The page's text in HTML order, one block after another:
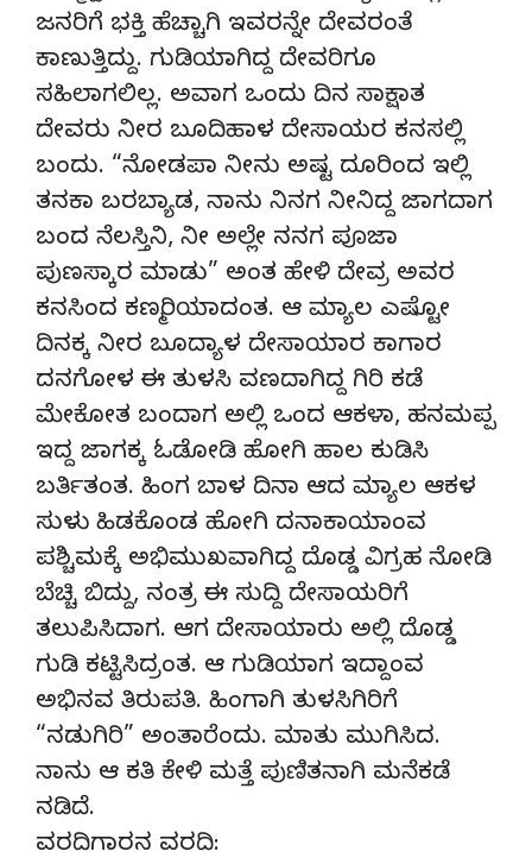
ಜನರಿಗೆ ಭಕ್ತಿ ಹೆಚ್ಚಾಗಿ ಇವರನ್ನೇ ದೇವರಂತೆ
ಕಾಣುತ್ತಿದ್ದು. ಗುಡಿಯಾಗಿದ್ದ ದೇವರಿಗೂ
ಸಹಿಲಾಗಲಿಲ್ಲ. ಅವಾಗ ಒಂದು ದಿನ ಸಾಕ್ಷಾತ
ದೇವರು ನೀರ ಬೂದಿಹಾಳ ದೇಸಾಯರ ಕನಸಲ್ಲಿ
ಬಂದು. “ನೋಡಪಾ ನೀನು ಅಷ್ಟ ದೂರಿಂದ ಇಲ್ಲಿ
ತನಕಾ ಬರಬ್ಯಾಡ, ನಾನು ನಿನಗ ನೀನಿದ್ದ ಜಾಗದಾಗ
ಬಂದ ನೆಲಸ್ತಿನಿ, ನೀ ಅಲ್ಲೇ ನನಗ ಪೂಜಾ
ಪುಣಸ್ಕಾರ ಮಾಡು” ಅಂತ ಹೇಳಿ ದೇವ್ರ ಅವರ
ಕನಸಿಂದ ಕಣ್ಮರಿಯಾದಂತ. ಆ ಮ್ಯಾಲ ಎಷ್ಟೋ
ದಿನಕ್ಕ ನೀರ ಬೂದ್ಯಾಳ ದೇಸಾಯಾರ ಕಾಗಾರ
ದನಗೋಳ ಈ ತುಳಸಿ ವಣದಾಗಿದ್ದ ಗಿರಿ ಕಡೆ
ಮೇಕೋತ ಬಂದಾಗ ಅಲ್ಲಿ ಒಂದ ಆಕಳಾ, ಹನಮಪ್ಪ
ಇದ್ದ ಜಾಗಕ್ಕ ಓಡೋಡಿ ಹೋಗಿ ಹಾಲ ಕುಡಿಸಿ
ಬರ್ತಿತಂತ. ಹಿಂಗ ಬಾಳ ದಿನಾ ಆದ ಮ್ಯಾಲ ಆಕಳ
ಸುಳು ಹಿಡಕೊಂಡ ಹೋಗಿ ದನಾಕಾಯಾಂವ
ಪಶ್ಚಿಮಕ್ಕೆ ಅಭಿಮುಖವಾಗಿದ್ದ ದೊಡ್ಡ ವಿಗ್ರಹ ನೋಡಿ
ಬೆಚ್ಚಿ ಬಿದ್ದು, ನಂತ್ರ ಈ ಸುದ್ದಿ ದೇಸಾಯರಿಗೆ
ತಲುಪಿಸಿದಾಗ. ಆಗ ದೇಸಾಯಾರು ಅಲ್ಲಿ ದೊಡ್ಡ
ಗುಡಿ ಕಟ್ಟಿಸಿದ್ರಂತ. ಆ ಗುಡಿಯಾಗ ಇದ್ದಾಂವ
ಅಭಿನವ ತಿರುಪತಿ. ಹಿಂಗಾಗಿ ತುಳಸಿಗಿರಿಗೆ
“ನಡುಗಿರಿ” ಅಂತಾರೆಂದು. ಮಾತು ಮುಗಿಸಿದ.
ನಾನು ಆ ಕತಿ ಕೇಳಿ ಮತ್ತೆ ಪುಣಿತನಾಗಿ ಮನೆಕಡೆ
ನಡಿದೆ.
ವರದಿಗಾರನ ವರದಿ: